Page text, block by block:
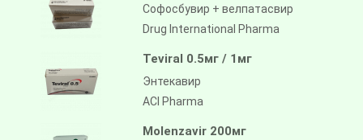
Софосбувир + велпатасвир
Drug International Pharma
Teviral 0.5мг / 1мг
Энтекавир
ACI Pharma
Molenzavir 200мг